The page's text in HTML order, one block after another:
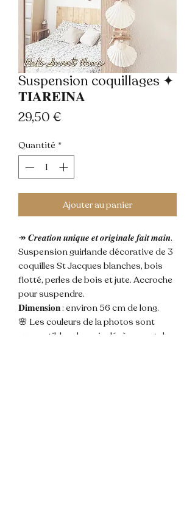
Suspension coquillages ✦
𝐓𝐈𝐀𝐑𝐄𝐈𝐍𝐀
29,50 €
Quantité *
Ajouter au panier
↠ 𝑪𝒓𝒆𝒂𝒕𝒊𝒐𝒏 𝒖𝒏𝒊𝒒𝒖𝒆 𝒆𝒕 𝒐𝒓𝒊𝒈𝒊𝒏𝒂𝒍𝒆 𝒇𝒂𝒊𝒕 𝒎𝒂𝒊𝒏.
Suspension guirlande décorative de 3
coquilles St Jacques blanches, bois
flotté, perles de bois et jute. Accroche
pour suspendre.
𝐃𝐢𝐦𝐞𝐧𝐬𝐢𝐨𝐧 : environ 56 cm de long.
🌸 Les couleurs de la photos sont
susceptibles de varier légèrement du